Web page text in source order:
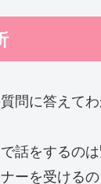
問に答えて
話をするの
ーを受ける